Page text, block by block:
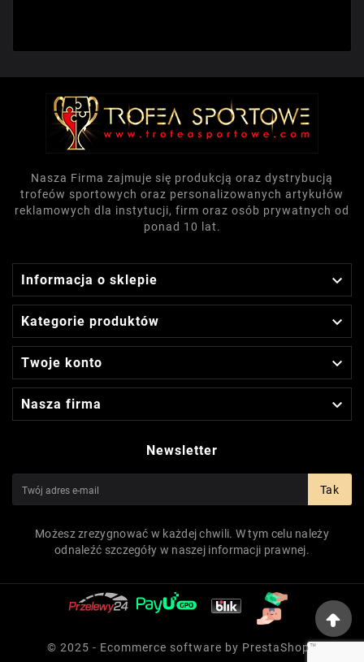
Nasza Firma zajmuje się produkcją oraz dystrybucją
trofeów sportowych oraz personalizowanych artykułów
reklamowych dla instytucji, firm oraz osób prywatnych od
ponad 10 lat.
Informacja o sklepie 
Kategorie produktów 
Twoje konto 
Nasza firma 
Newsletter
Tak
Możesz zrezygnować w każdej chwili. W tym celu należy
odnaleźć szczegóły w naszej informacji prawnej.
© 2025 - Ecommerce software by PrestaShop™